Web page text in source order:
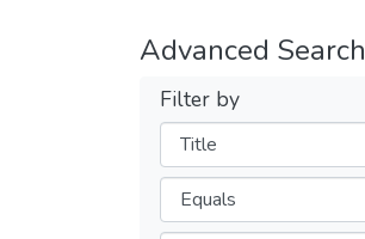
Advanced Search
Filter by
Filters
Operators